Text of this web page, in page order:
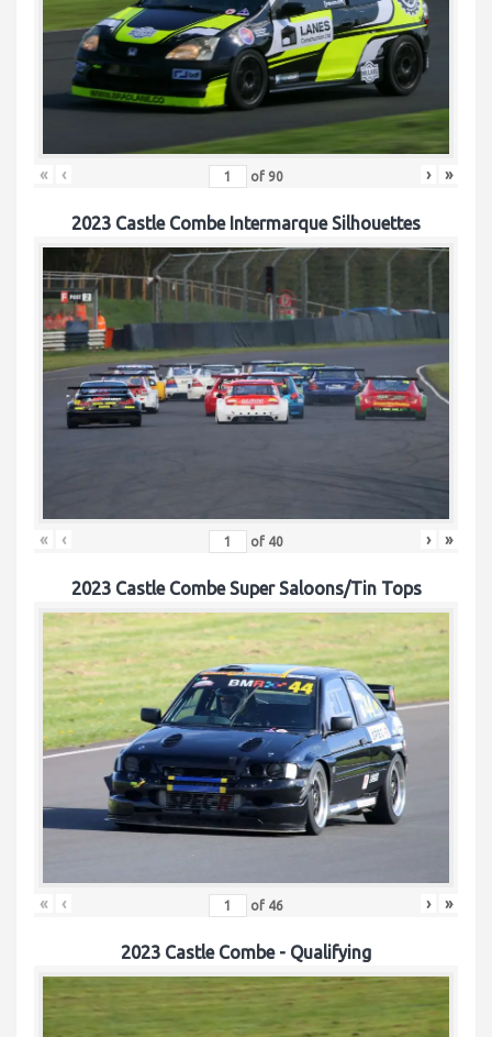
« ‹ of 90 › »
2023 Castle Combe Intermarque Silhouettes
« ‹ of 40 › »
2023 Castle Combe Super Saloons/Tin Tops
« ‹ of 46 › »
2023 Castle Combe - Qualifying